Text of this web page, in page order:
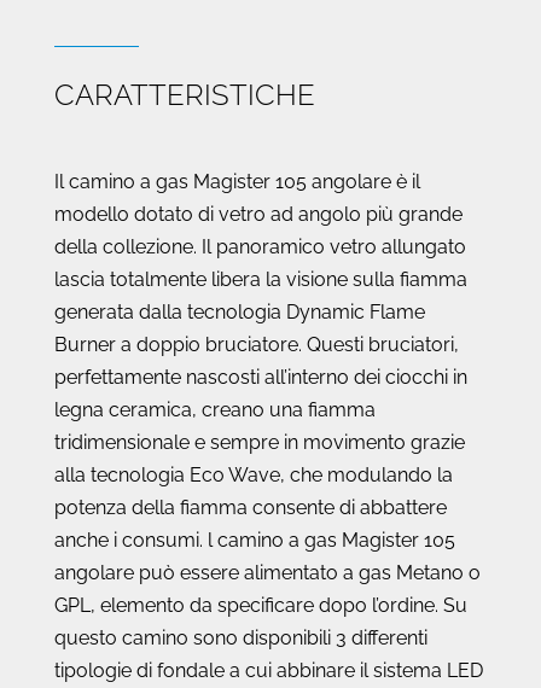
CARATTERISTICHE
Il camino a gas Magister 105 angolare è il
modello dotato di vetro ad angolo più grande
della collezione. Il panoramico vetro allungato
lascia totalmente libera la visione sulla fiamma
generata dalla tecnologia Dynamic Flame
Burner a doppio bruciatore. Questi bruciatori,
perfettamente nascosti all’interno dei ciocchi in
legna ceramica, creano una fiamma
tridimensionale e sempre in movimento grazie
alla tecnologia Eco Wave, che modulando la
potenza della fiamma consente di abbattere
anche i consumi. l camino a gas Magister 105
angolare può essere alimentato a gas Metano o
GPL, elemento da specificare dopo l’ordine. Su
questo camino sono disponibili 3 differenti
tipologie di fondale a cui abbinare il sistema LED